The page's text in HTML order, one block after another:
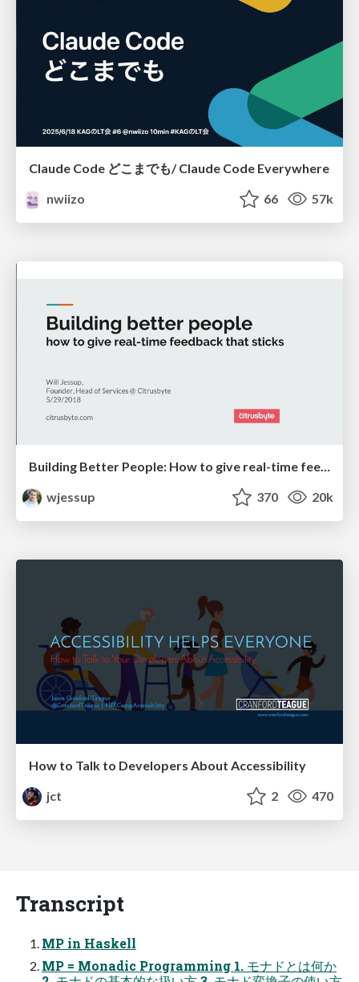
Claude Code どこまでも/ Claude Code Everywhere
nwiizo
66 57k
Building Better People: How to give real-time feedback that sticks.
wjessup
370 20k
How to Talk to Developers About Accessibility
jct
2 470
Transcript
MP in Haskell
MP = Monadic Programming 1. モナドとは何か